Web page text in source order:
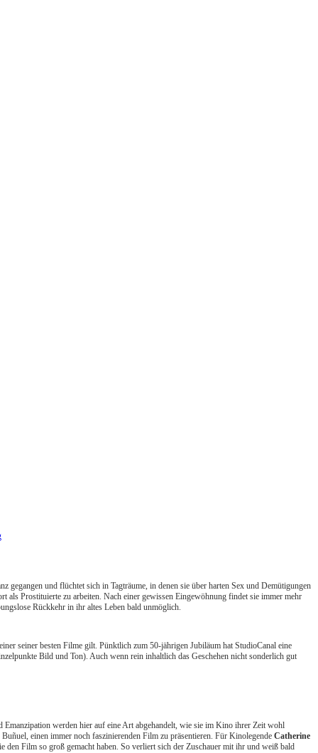
und flüchtet sich in Tagträume, in denen sie über harten Sex und Demütigungen
Prostituierte zu arbeiten. Nach einer gewissen Eingewöhnung findet sie immer mehr
Rückkehr in ihr altes Leben bald unmöglich.
seiner besten Filme gilt. Pünktlich zum 50-jährigen Jubiläum hat StudioCanal eine
Bild und Ton). Auch wenn rein inhaltlich das Geschehen nicht sonderlich gut
Emanzipation werden hier auf eine Art abgehandelt, wie sie im Kino ihrer Zeit wohl
einen immer noch faszinierenden Film zu präsentieren. Für Kinolegende Catherine
den Film so groß gemacht haben. So verliert sich der Zuschauer mit ihr und weiß bald